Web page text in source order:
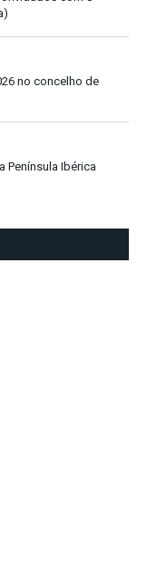
no concelho de
Península Ibérica